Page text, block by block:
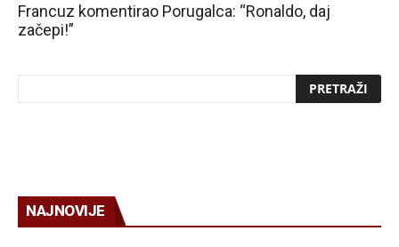
Francuz komentirao Porugalca: “Ronaldo, daj
začepi!”
NAJNOVIJE